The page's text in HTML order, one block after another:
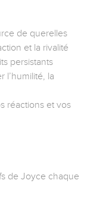
de querelles
et la rivalité
persistants
l’humilité, la
réactions et vos
de Joyce chaque